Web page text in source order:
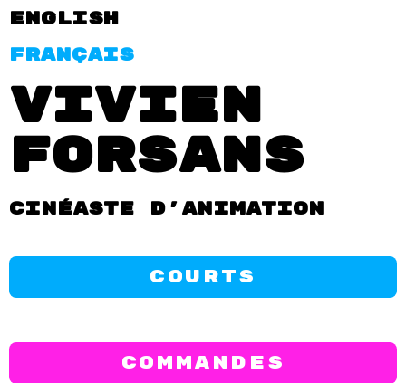
English
FRançais
Vivien
Forsans
Cinéaste d'animation
courts
Commandes